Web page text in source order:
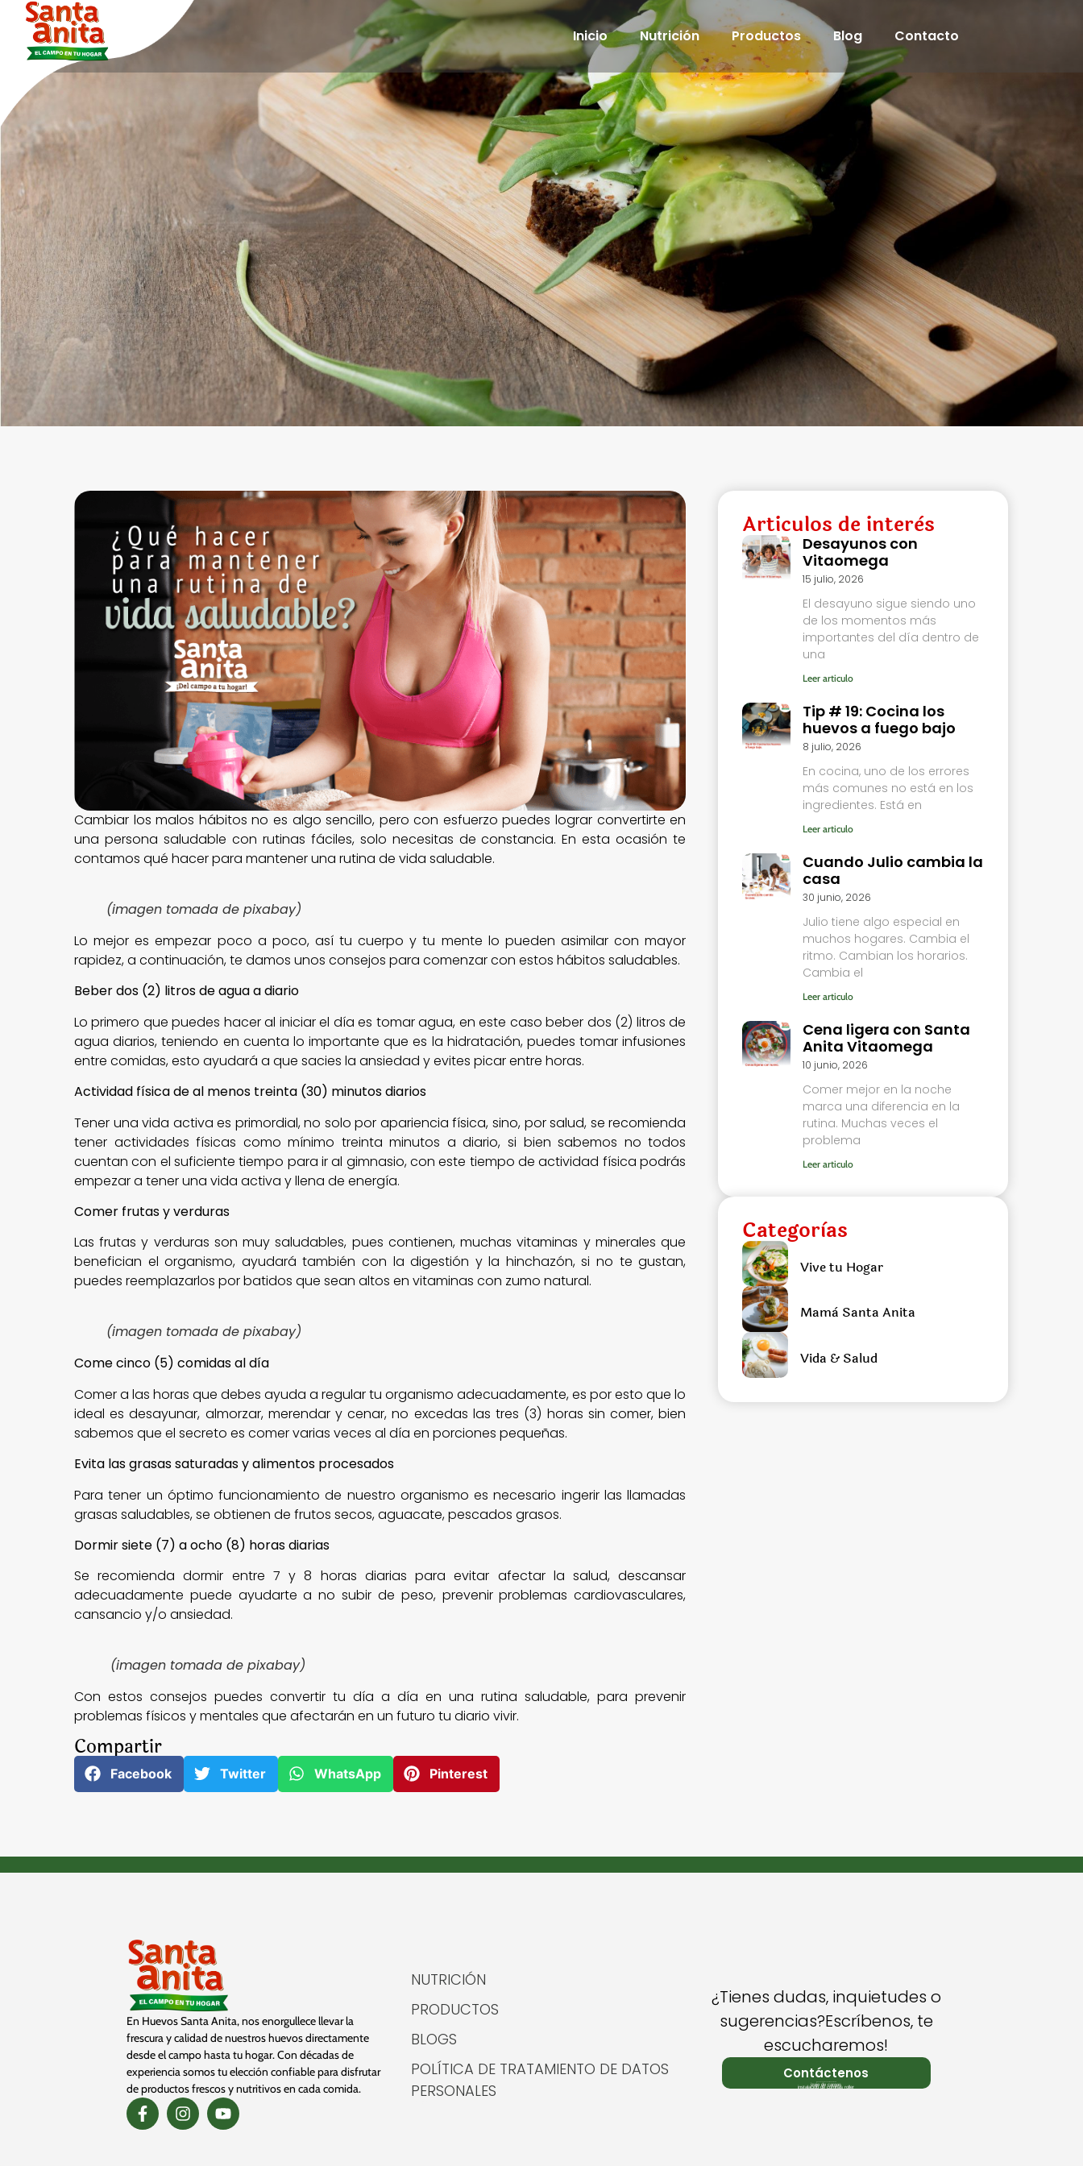
Inicio Nutrición Productos Blog Contacto
Cambiar los malos hábitos no es algo sencillo, pero con esfuerzo puedes lograr convertirte en
una persona saludable con rutinas fáciles, solo necesitas de constancia. En esta ocasión te
contamos qué hacer para mantener una rutina de vida saludable.
(imagen tomada de pixabay)
Lo mejor es empezar poco a poco, así tu cuerpo y tu mente lo pueden asimilar con mayor
rapidez, a continuación, te damos unos consejos para comenzar con estos hábitos saludables.
Beber dos (2) litros de agua a diario
Lo primero que puedes hacer al iniciar el día es tomar agua, en este caso beber dos (2) litros de
agua diarios, teniendo en cuenta lo importante que es la hidratación, puedes tomar infusiones
entre comidas, esto ayudará a que sacies la ansiedad y evites picar entre horas.
Actividad física de al menos treinta (30) minutos diarios
Tener una vida activa es primordial, no solo por apariencia física, sino, por salud, se recomienda
tener actividades físicas como mínimo treinta minutos a diario, si bien sabemos no todos
cuentan con el suficiente tiempo para ir al gimnasio, con este tiempo de actividad física podrás
empezar a tener una vida activa y llena de energía.
Comer frutas y verduras
Las frutas y verduras son muy saludables, pues contienen, muchas vitaminas y minerales que
benefician el organismo, ayudará también con la digestión y la hinchazón, si no te gustan,
puedes reemplazarlos por batidos que sean altos en vitaminas con zumo natural.
(imagen tomada de pixabay)
Come cinco (5) comidas al día
Comer a las horas que debes ayuda a regular tu organismo adecuadamente, es por esto que lo
ideal es desayunar, almorzar, merendar y cenar, no excedas las tres (3) horas sin comer, bien
sabemos que el secreto es comer varias veces al día en porciones pequeñas.
Evita las grasas saturadas y alimentos procesados
Para tener un óptimo funcionamiento de nuestro organismo es necesario ingerir las llamadas
grasas saludables, se obtienen de frutos secos, aguacate, pescados grasos.
Dormir siete (7) a ocho (8) horas diarias
Se recomienda dormir entre 7 y 8 horas diarias para evitar afectar la salud, descansar
adecuadamente puede ayudarte a no subir de peso, prevenir problemas cardiovasculares,
cansancio y/o ansiedad.
(imagen tomada de pixabay)
Con estos consejos puedes convertir tu día a día en una rutina saludable, para prevenir
problemas físicos y mentales que afectarán en un futuro tu diario vivir.
Compartir
Facebook Twitter WhatsApp Pinterest
Articulos de interès
Desayunos con
Vitaomega
15 julio, 2026
El desayuno sigue siendo uno
de los momentos más
importantes del día dentro de
una
Leer articulo
Tip # 19: Cocina los
huevos a fuego bajo
8 julio, 2026
En cocina, uno de los errores
más comunes no está en los
ingredientes. Está en
Leer articulo
Cuando Julio cambia la
casa
30 junio, 2026
Julio tiene algo especial en
muchos hogares. Cambia el
ritmo. Cambian los horarios.
Cambia el
Leer articulo
Cena ligera con Santa
Anita Vitaomega
10 junio, 2026
Comer mejor en la noche
marca una diferencia en la
rutina. Muchas veces el
problema
Leer articulo
Categorìas
Vive tu Hogar
Mamà Santa Anita
Vida & Salud
En Huevos Santa Anita, nos enorgullece llevar la
frescura y calidad de nuestros huevos directamente
desde el campo hasta tu hogar. Con décadas de
experiencia somos tu elección confiable para disfrutar
de productos frescos y nutritivos en cada comida.
NUTRICIÓN
PRODUCTOS
BLOGS
POLÍTICA DE TRATAMIENTO DE DATOS
PERSONALES
¿Tienes dudas, inquietudes o
sugerencias?Escríbenos, te
escucharemos!
Contáctenos
coating services
instalacion de cortinas roller
izaje de cargas